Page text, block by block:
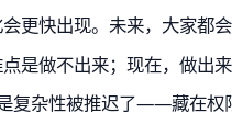
更快出现。未来，大家
是做不出来；现在，做
复杂性被推迟了——藏在权